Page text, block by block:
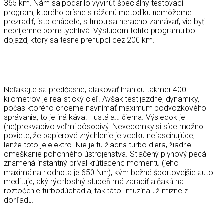
365 km. Nám sa podarilo vyvinúť špeciálny testovací
program, ktorého prísne stráženú metodiku nemôžeme
prezradiť, isto chápete, s tmou sa neradno zahrávať, vie byť
nepríjemne pomstychtivá. Výstupom tohto programu bol
dojazd, ktorý sa tesne prehupol cez 200 km.
Neľakajte sa predčasne, atakovať hranicu takmer 400
kilometrov je realistický cieľ. Avšak test jazdnej dynamiky,
počas ktorého chceme navnímať maximum podvozkového
správania, to je iná káva. Hustá a… čierna. Výsledok je
(ne)prekvapivo veľmi pôsobivý. Nevedomky si síce možno
poviete, že papierové zrýchlenie je vcelku nefascinujúce,
lenže toto je elektro. Nie je tu žiadna turbo diera, žiadne
omeškanie pohonného ústrojenstva. Stlačený plynový pedál
znamená instantný príval krútiaceho momentu (jeho
maximálna hodnota je 650 Nm), kým bežné športovejšie auto
medituje, aký rýchlostný stupeň má zaradiť a čaká na
roztočenie turbodúchadla, tak táto limuzína už mizne z
dohľadu.